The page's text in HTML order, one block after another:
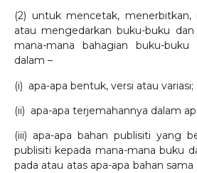
(2) untuk mencetak, menerbitkan,
atau mengedarkan buku-buku
mana-mana bahagian buku-
dalam –
(i) apa-apa bentuk, versi atau variasi;
(ii) apa-apa terjemahannya dalam
(iii) apa-apa bahan publisiti yang
publisiti kepada mana-mana buku
pada atau atas apa-apa bahan